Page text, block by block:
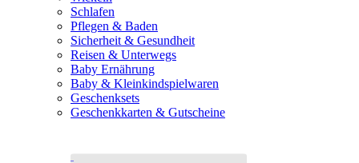
Schlafen
Pflegen & Baden
Sicherheit & Gesundheit
Reisen & Unterwegs
Baby Ernährung
Baby & Kleinkindspielwaren
Geschenksets
Geschenkkarten & Gutscheine